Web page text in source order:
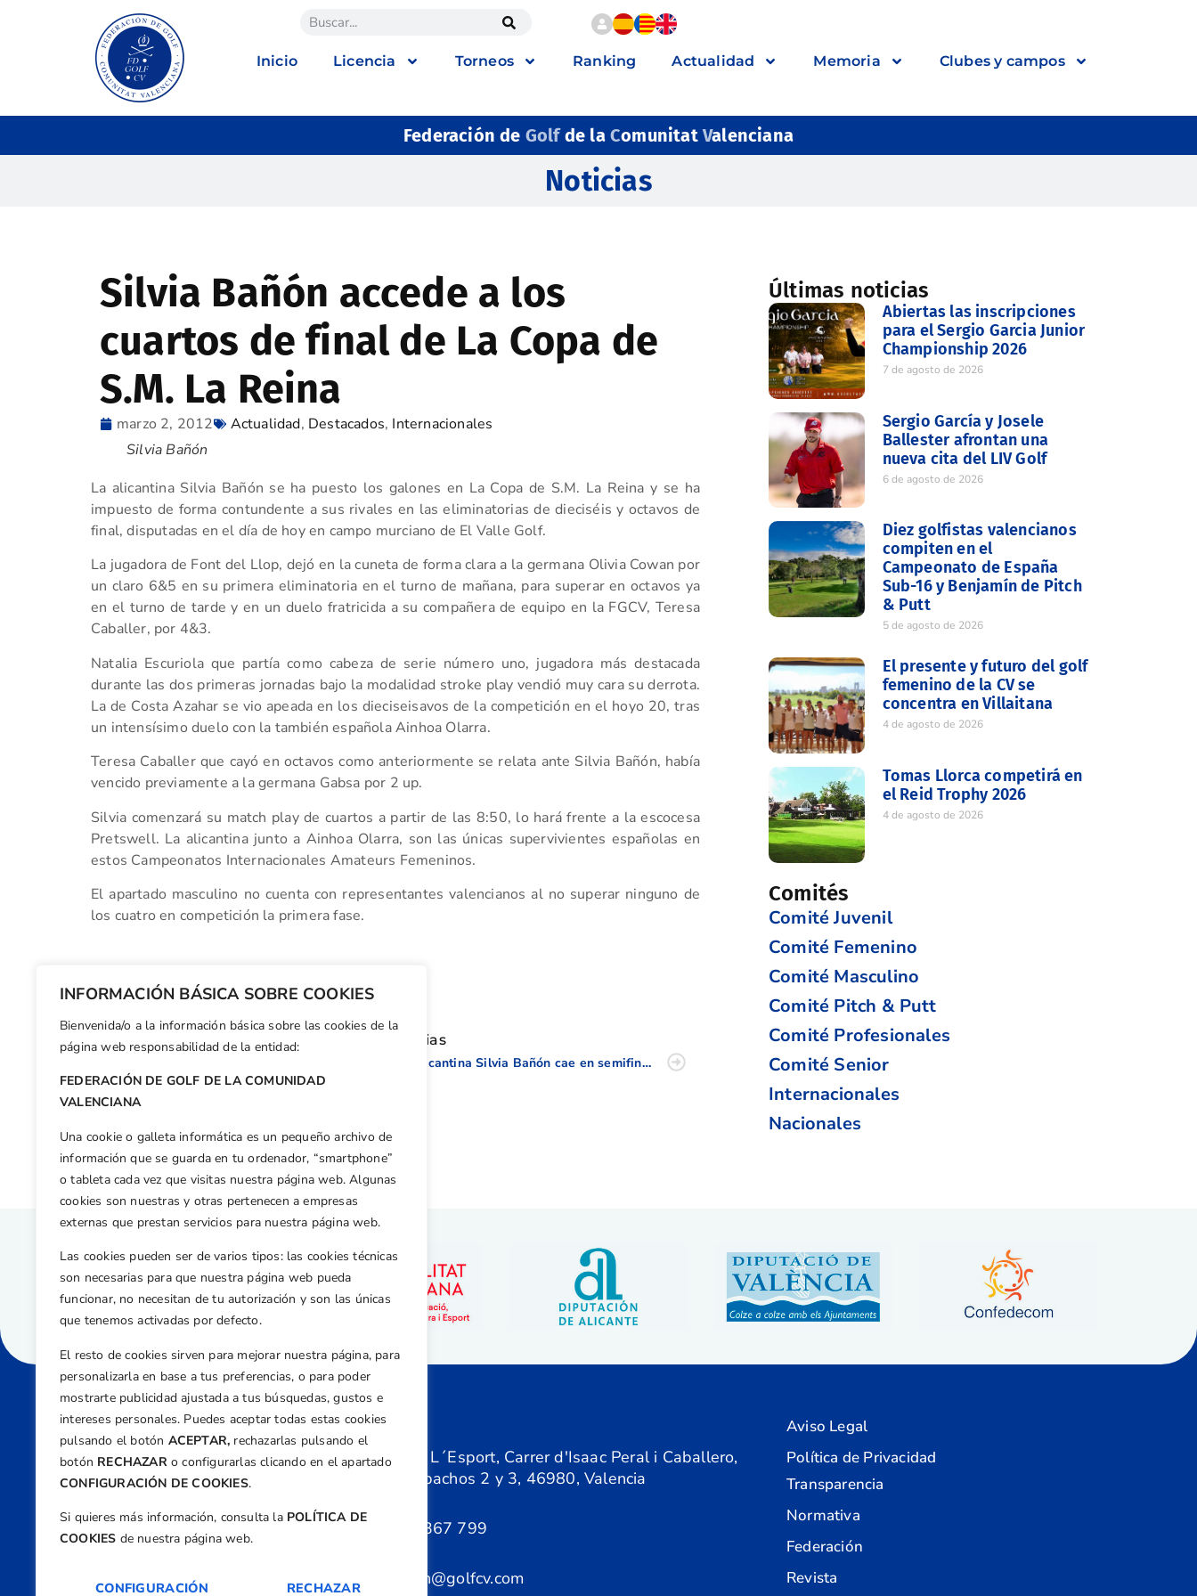
INFORMACIÓN BÁSICA SOBRE COOKIES
Bienvenida/o a la información básica sobre las cookies de la
página web responsabilidad de la entidad:
FEDERACIÓN DE GOLF DE LA COMUNIDAD
VALENCIANA
Una cookie o galleta informática es un pequeño archivo de
información que se guarda en tu ordenador, “smartphone”
o tableta cada vez que visitas nuestra página web. Algunas
cookies son nuestras y otras pertenecen a empresas
externas que prestan servicios para nuestra página web.
Las cookies pueden ser de varios tipos: las cookies técnicas
son necesarias para que nuestra página web pueda
funcionar, no necesitan de tu autorización y son las únicas
que tenemos activadas por defecto.
El resto de cookies sirven para mejorar nuestra página, para
personalizarla en base a tus preferencias, o para poder
mostrarte publicidad ajustada a tus búsquedas, gustos e
intereses personales. Puedes aceptar todas estas cookies
pulsando el botón ACEPTAR, rechazarlas pulsando el
botón RECHAZARo configurarlas clicando en el apartado
CONFIGURACIÓN DE COOKIES.
Si quieres más información, consulta la POLÍTICA DE
COOKIES de nuestra página web.
CONFIGURACIÓN RECHAZAR
Inicio Licencia Torneos Ranking Actualidad Memoria Clubes y campos
Federación de Golfde la ComunitatValenciana
Noticias
Silvia Bañón accede a los
cuartos de final de La Copa de
S.M. La Reina
marzo 2, 2012 Actualidad, Destacados, Internacionales
Silvia Bañón
La alicantina Silvia Bañón se ha puesto los galones en La Copa de S.M. La Reina y se ha
impuesto de forma contundente a sus rivales en las eliminatorias de dieciséis y octavos de
final, disputadas en el día de hoy en campo murciano de El Valle Golf.
La jugadora de Font del Llop, dejó en la cuneta de forma clara a la germana Olivia Cowan por
un claro 6&5 en su primera eliminatoria en el turno de mañana, para superar en octavos ya
en el turno de tarde y en un duelo fratricida a su compañera de equipo en la FGCV, Teresa
Caballer, por 4&3.
Natalia Escuriola que partía como cabeza de serie número uno, jugadora más destacada
durante las dos primeras jornadas bajo la modalidad stroke play vendió muy cara su derrota.
La de Costa Azahar se vio apeada en los dieciseisavos de la competición en el hoyo 20, tras
un intensísimo duelo con la también española Ainhoa Olarra.
Teresa Caballer que cayó en octavos como anteriormente se relata ante Silvia Bañón, había
vencido previamente a la germana Gabsa por 2 up.
Silvia comenzará su match play de cuartos a partir de las 8:50, lo hará frente a la escocesa
Pretswell. La alicantina junto a Ainhoa Olarra, son las únicas supervivientes españolas en
estos Campeonatos Internacionales Amateurs Femeninos.
El apartado masculino no cuenta con representantes valencianos al no superar ninguno de
los cuatro en competición la primera fase.
Facebook
X WhatsApp
LinkedIn
EmailCompartir
Otras noticias
La alicantina Silvia Bañón cae en semifinales de la Copa S. M. La Reina
Últimas noticias
Abiertas las inscripciones
para el Sergio Garcia Junior
Championship 2026
7 de agosto de 2026
Sergio García y Josele
Ballester afrontan una
nueva cita del LIV Golf
6 de agosto de 2026
Diez golfistas valencianos
compiten en el
Campeonato de España
Sub-16 y Benjamín de Pitch
& Putt
5 de agosto de 2026
El presente y futuro del golf
femenino de la CV se
concentra en Villaitana
4 de agosto de 2026
Tomas Llorca competirá en
el Reid Trophy 2026
4 de agosto de 2026
Comités
Comité Juvenil
Comité Femenino
Comité Masculino
Comité Pitch & Putt
Comité Profesionales
Comité Senior
Internacionales
Nacionales
Centre de L´Esport, Carrer d'Isaac Peral i Caballero,
Nº 5, Despachos 2 y 3, 46980, Valencia
+34 961 367 799
federacion@golfcv.com
Aviso Legal
Política de Privacidad
Transparencia
Normativa
Federación
Revista